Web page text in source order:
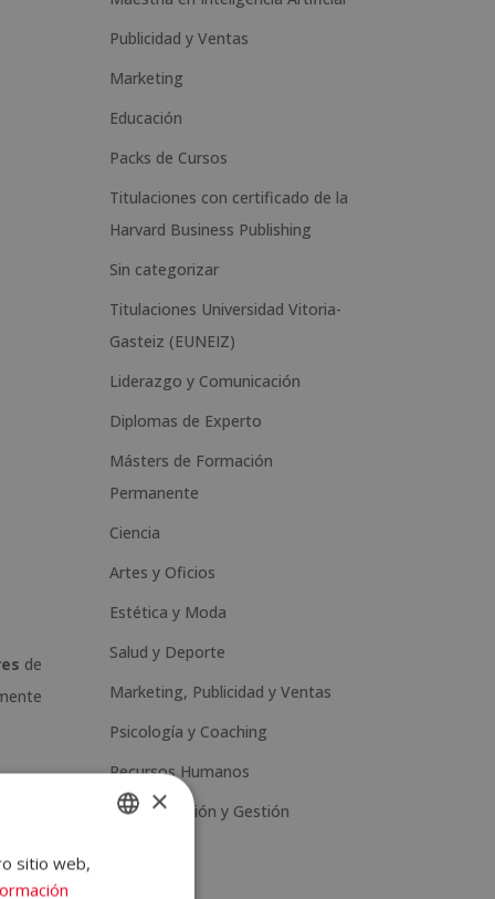
de
n
a
t
e
:
Publicidad y Ventas
Marketing
Educación
Packs de Cursos
Titulaciones con certificado de la
Harvard Business Publishing
Sin categorizar
Titulaciones Universidad Vitoria-
Gasteiz (EUNEIZ)
Liderazgo y Comunicación
Diplomas de Experto
Másters de Formación
Permanente
Ciencia
Artes y Oficios
Estética y Moda
Salud y Deporte
Marketing, Publicidad y Ventas
Psicología y Coaching
Recursos Humanos
Administración y Gestión
SPANISH
×
sitio web,